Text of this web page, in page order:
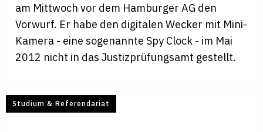
am Mittwoch vor dem Hamburger AG den
Vorwurf. Er habe den digitalen Wecker mit Mini-
Kamera - eine sogenannte Spy Clock - im Mai
2012 nicht in das Justizprüfungsamt gestellt.
Studium & Referendariat